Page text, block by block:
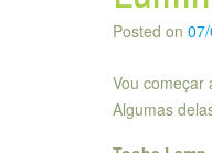
Posted on
Vou começar
Algumas